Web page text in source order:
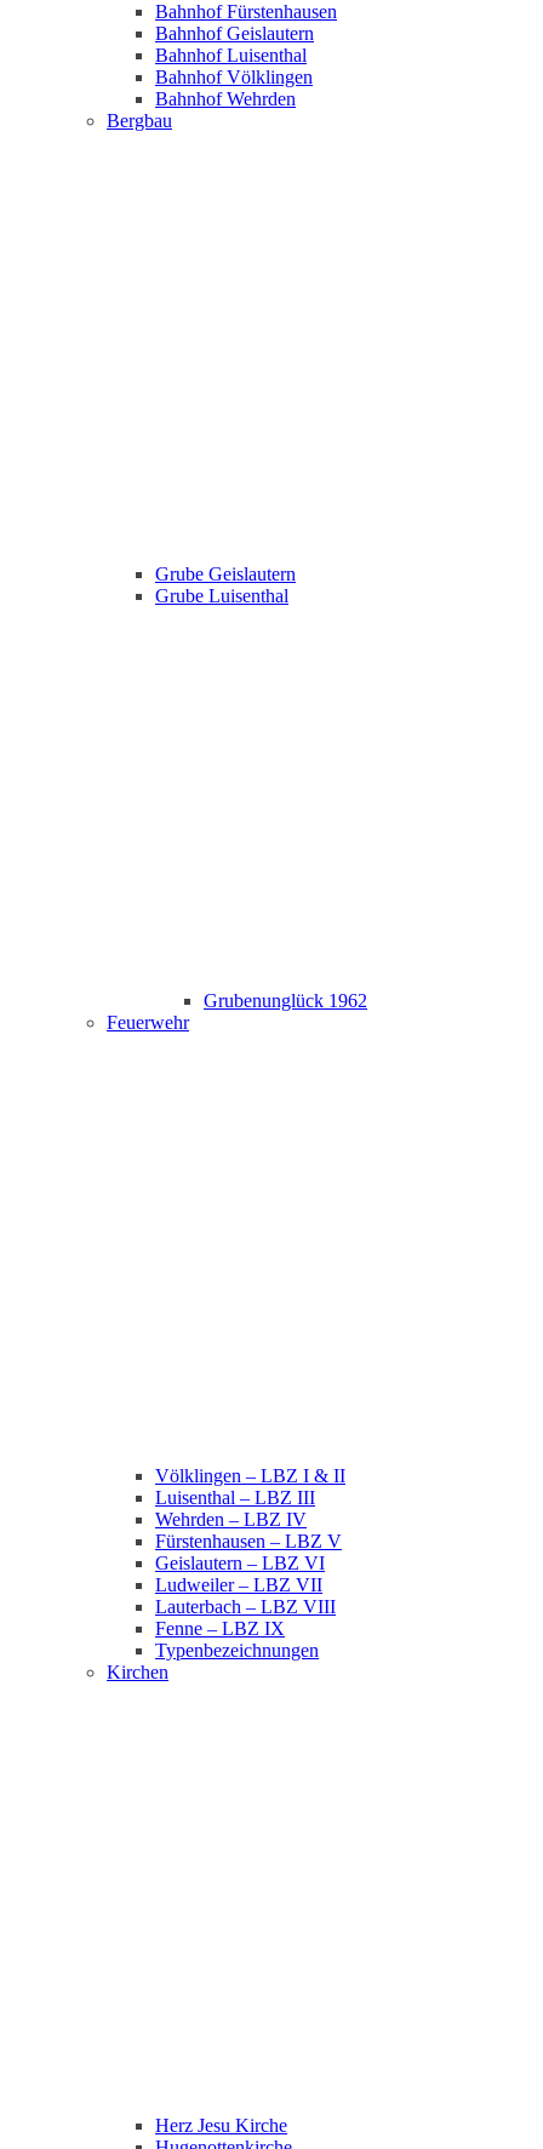
Bahnhof Fürstenhausen
Bahnhof Geislautern
Bahnhof Luisenthal
Bahnhof Völklingen
Bahnhof Wehrden
Bergbau
Grube Geislautern
Grube Luisenthal
Grubenunglück 1962
Feuerwehr
Völklingen – LBZ I & II
Luisenthal – LBZ III
Wehrden – LBZ IV
Fürstenhausen – LBZ V
Geislautern – LBZ VI
Ludweiler – LBZ VII
Lauterbach – LBZ VIII
Fenne – LBZ IX
Typenbezeichnungen
Kirchen
Herz Jesu Kirche